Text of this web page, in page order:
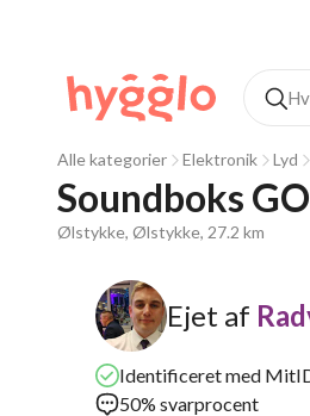
Alle kategorier Elektronik Lyd
Soundboks GO
Ølstykke, Ølstykke, 27.2 km
Ejet af
Identificeret med
50% svarprocent